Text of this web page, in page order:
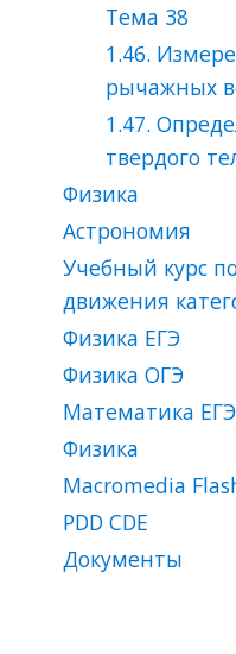
Тема 38
1.46.
рычажных
1.47.
твердого
Физика
Астрономия
Учебный курс
движения
Физика ЕГЭ
Физика ОГЭ
Математика
Физика
Macromedia
PDD CDЕ
Документы